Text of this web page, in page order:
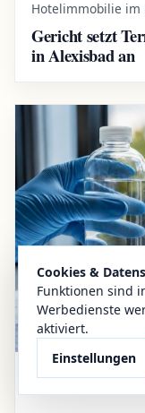
Cookies &
Funktionen sind
Werbedienste
aktiviert.
Einstellungen
Hotelimmobilie im
Gericht setzt
in Alexisbad an